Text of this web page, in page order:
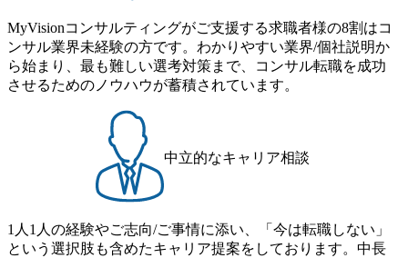
できる 豊富な経験を持つコンサル経験者の場合は、自らチ
ームを立ち上げることが可能 裁量をもった営業活動、デリ
バリー活動ができる(スタートアップとの協業、新規ソリュ
ーションの開発 など) シンプレクスの顧客基盤、エンジニ
できる 2026年8月21日(金) 19:30〜21:30 (19:20開場) 2026年8
月12日(水) 16:00 ※参加状況によっては抽選とさせていただ
く可能性がございます。 このたび、ファーム経験者の方を
対象にした懇親会形式の採用イベント「サロンイベント」
を開催いたします。 カジュアルな場で現場社員と直接交流
できる機会ですので、ぜひご参加ください。 当日はXspear
Consulting代表取締役の早田とMDやその他現場社員が複数
番組があり、新卒紹介、会社の七不思議紹介等、規模が大
きくなっていく中で社員同士のつながりを広げる取り組み
もしている 今後の成長戦略として海外展開を見据えてい
る。足元のグローバル案件割合は10%程度だが、英語が得
ンスも大きい。 代表インタビュー https://note.com/dirbato/n/n0
a040c36b128 Forbes JAPAN BrandVoice Studio 「使命はテクノ
ロジーで企業の可能性を引き出すこと。日本に求められるI
Tコンサルタントという伴走者」 https://forbesjapan.com/article
s/detail/67452 Forbes JAPAN BrandVoice Studio 「コンサル業
界におけるIT人材価値再興。Dirbatoの最前線パートナーが
切り開くテクノロジーの変革」 https://forbesjapan.com/articles/
MyVisionコンサルティングがご支援する求職者様の8割はコ
ンサル業界未経験の方です。わかりやすい業界/個社説明か
ら始まり、最も難しい選考対策まで、コンサル転職を成功
させるためのノウハウが蓄積されています。
中立的なキャリア相談
1人1人の経験やご志向/ご事情に添い、「今は転職しない」
という選択肢も含めたキャリア提案をしております。中長